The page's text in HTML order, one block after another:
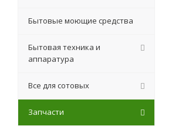
Бытовые моющие средства
Бытовая техника и
аппаратура
Все для сотовых
Запчасти